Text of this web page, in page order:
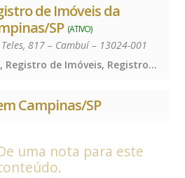
de Imóveis da
SP (ATIVO)
817 – Cambuí – 13024-001
Registro de Imóveis, Registro de Imóveis, Registro de Imóveis
Campinas/SP
uma nota para este